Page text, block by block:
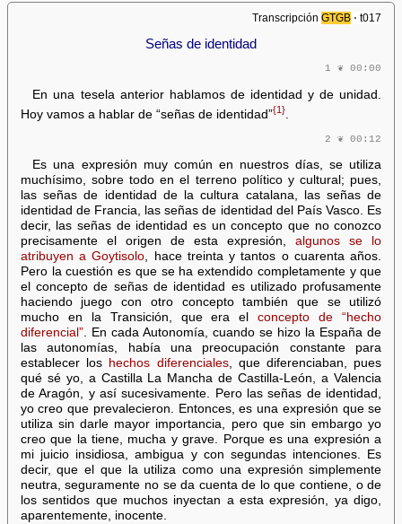
TranscripciónGTGB ⋅ t017
Señas de identidad
1 ❦ 00:00
En una tesela anterior hablamos de identidad y de unidad.
Hoy vamos a hablar de “señas de identidad”{1}.
2 ❦ 00:12
Es una expresión muy común en nuestros días, se utiliza
muchísimo, sobre todo en el terreno político y cultural; pues,
las señas de identidad de la cultura catalana, las señas de
identidad de Francia, las señas de identidad del País Vasco. Es
decir, las señas de identidad es un concepto que no conozco
precisamente el origen de esta expresión,algunos se lo
atribuyen a Goytisolo, hace treinta y tantos o cuarenta años.
Pero la cuestión es que se ha extendido completamente y que
el concepto de señas de identidad es utilizado profusamente
haciendo juego con otro concepto también que se utilizó
mucho en la Transición, que era elconcepto de “hecho
diferencial”. En cada Autonomía, cuando se hizo la España de
las autonomías, había una preocupación constante para
establecer los hechos diferenciales, que diferenciaban, pues
qué sé yo, a Castilla La Mancha de Castilla-León, a Valencia
de Aragón, y así sucesivamente. Pero las señas de identidad,
yo creo que prevalecieron. Entonces, es una expresión que se
utiliza sin darle mayor importancia, pero que sin embargo yo
creo que la tiene, mucha y grave. Porque es una expresión a
mi juicio insidiosa, ambigua y con segundas intenciones. Es
decir, que el que la utiliza como una expresión simplemente
neutra, seguramente no se da cuenta de lo que contiene, o de
los sentidos que muchos inyectan a esta expresión, ya digo,
aparentemente, inocente.